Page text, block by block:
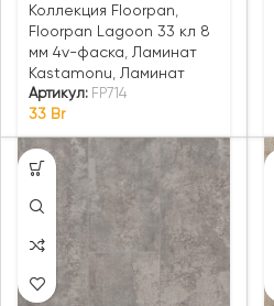
Коллекция Floorpan,
Floorpan Lagoon 33 кл 8
мм 4v-фаска, Ламинат
Kastamonu, Ламинат
Артикул: FP714
33 Br